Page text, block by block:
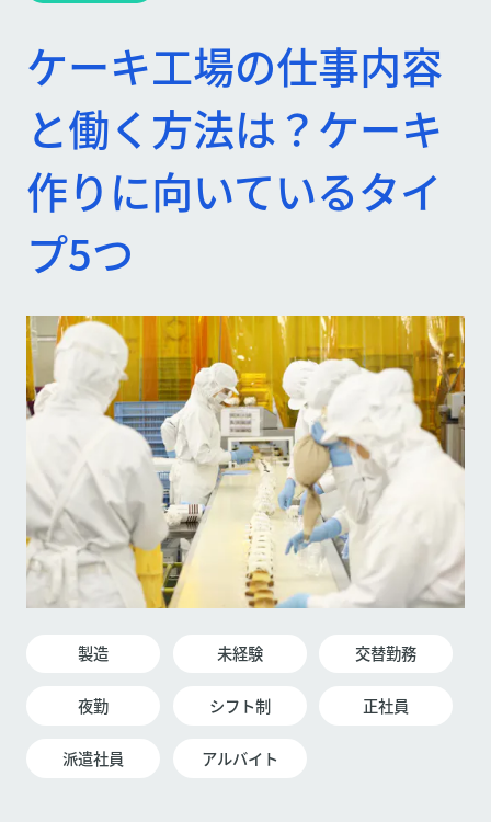
ケーキ工場の仕事内容
と働く方法は？ケーキ
作りに向いているタイ
プ5つ
製造 未経験 交替勤務
夜勤 シフト制 正社員
派遣社員 アルバイト